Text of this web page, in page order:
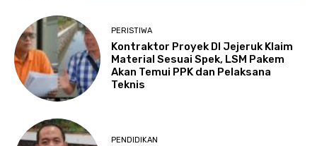
PERISTIWA
Kontraktor Proyek DI Jejeruk Klaim
Material Sesuai Spek, LSM Pakem
Akan Temui PPK dan Pelaksana
Teknis
PENDIDIKAN